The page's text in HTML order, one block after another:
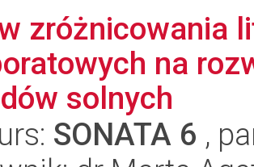
zróżnicowania
na
solnych
SONATA 6 ,